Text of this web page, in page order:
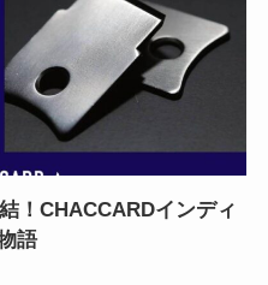
！CHACCARDインディ
語